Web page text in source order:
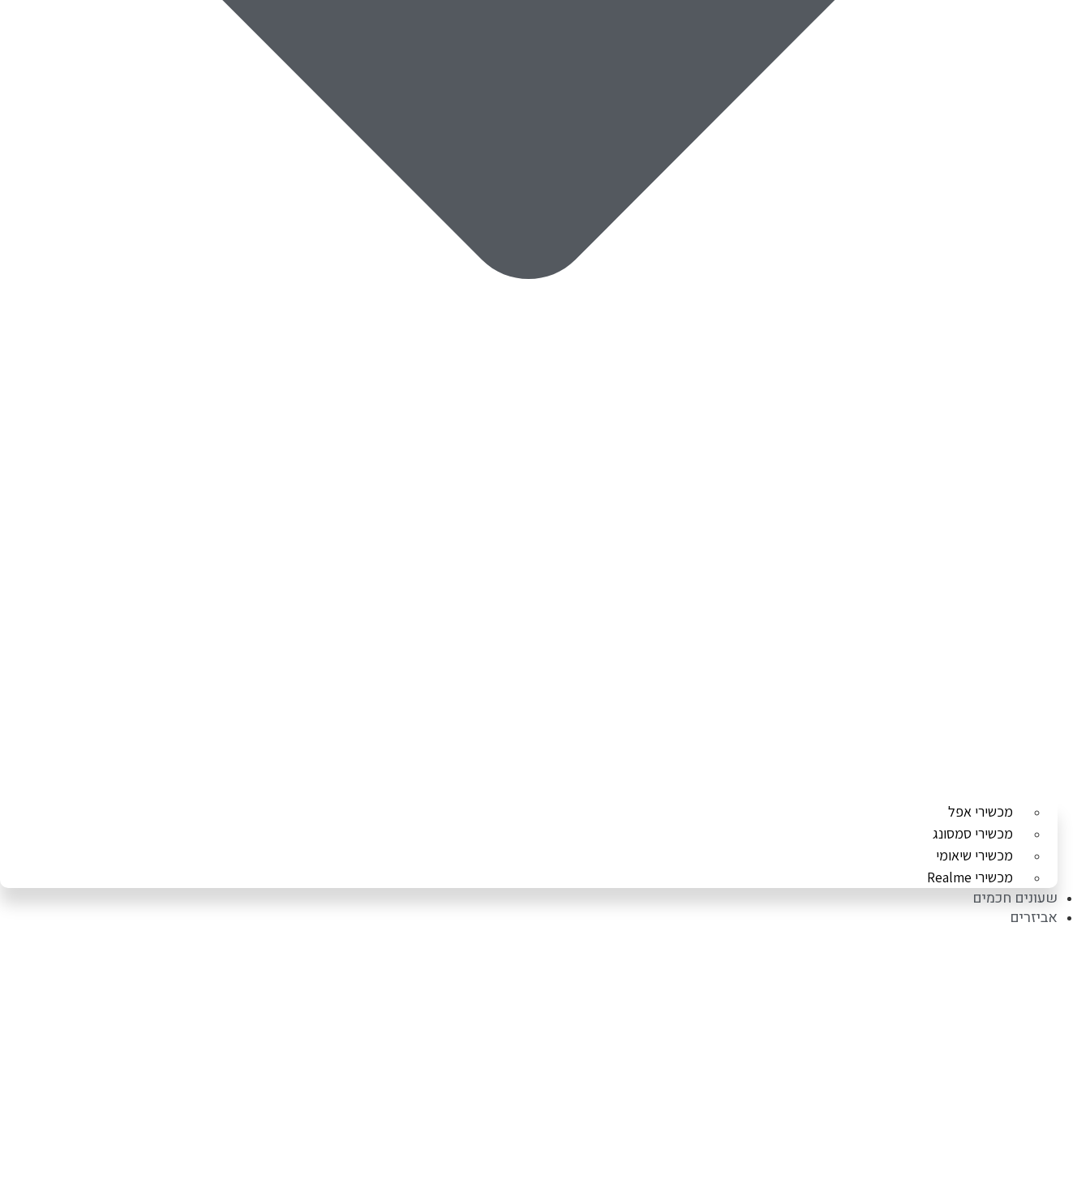
מכשירי אפל
מכשירי סמסונג
מכשירי שיאומי
מכשירי Realme
שעונים חכמים
אביזרים